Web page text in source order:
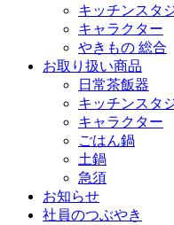
キッチンスタ
キャラクター
やきもの 総合
お取り扱い商品
日常茶飯器
キッチンスタ
キャラクター
ごはん鍋
土鍋
急須
お知らせ
社員のつぶやき